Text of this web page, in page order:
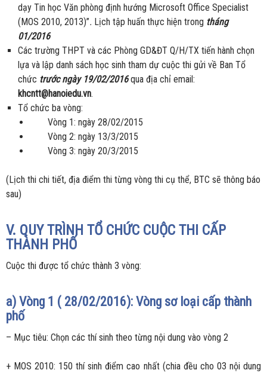
dạy Tin học Văn phòng định hướng Microsoft Office Specialist
(MOS 2010, 2013)”. Lịch tập huấn thực hiện trong tháng
01/2016
Các trường THPT và các Phòng GD&ĐT Q/H/TX tiến hành chọn
lựa và lập danh sách học sinh tham dự cuộc thi gửi về Ban Tổ
chức trước ngày 19/02/2016qua địa chỉ email:
khcntt@hanoiedu.vn.
Tổ chức ba vòng:
Vòng 1: ngày 28/02/2015
Vòng 2: ngày 13/3/2015
Vòng 3: ngày 20/3/2015
(Lịch thi chi tiết, địa điểm thi từng vòng thi cụ thể, BTC sẽ thông báo
sau)
V. QUY TRÌNH TỔ CHỨC CUỘC THI CẤP
THÀNH PHỐ
Cuộc thi được tổ chức thành 3 vòng:
a) Vòng 1 ( 28/02/2016): Vòng sơ loại cấp thành
phố
– Mục tiêu: Chọn các thí sinh theo từng nội dung vào vòng 2
+ MOS 2010: 150 thí sinh điểm cao nhất (chia đều cho 03 nội dung